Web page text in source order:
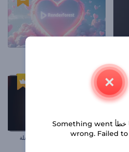
إظهار الشعار في شكل كرة مشتعلة
يوجد شيء ما خطأ Something went
wrong. Failed